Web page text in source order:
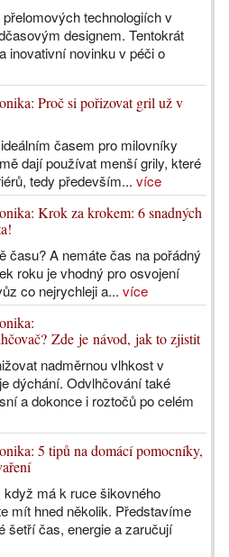
technologiích v
designem. Tentokrát
inovativní novinku v péči o
Proč si pořizovat gril už v
časem pro milovníky
dají používat menší grily, které
tedy především... více
Krok za krokem: 6 snadných
času? A nemáte čas na pořádný
roku je vhodný pro osvojení
co nejrychleji a... více
Zde je návod, jak to zjistit
nadměrnou vlhkost v
dýchání. Odvlhčování také
a dokonce i roztočů po celém
5 tipů na domácí pomocníky,
má k ruce šikovného
mít hned několik. Představíme
šetří čas, energie a zaručují